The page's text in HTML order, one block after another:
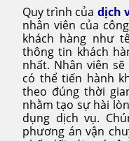
Quy trình của dịch
nhân viên của
khách hàng như
thông tin khách
nhất. Nhân viên
có thể tiến hành
theo đúng thời
nhằm tạo sự hài
dụng dịch vụ.
phương án vận